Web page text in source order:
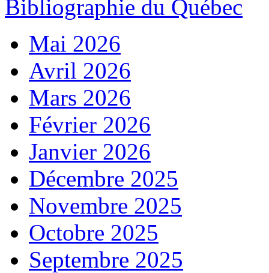
Bibliographie du Québec
Mai 2026
Avril 2026
Mars 2026
Février 2026
Janvier 2026
Décembre 2025
Novembre 2025
Octobre 2025
Septembre 2025